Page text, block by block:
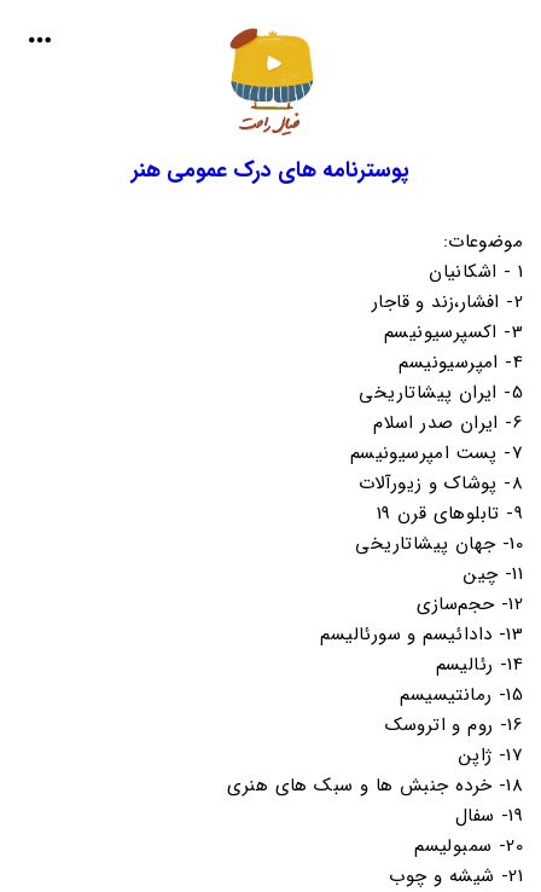
پوسترنامه های درک عمومی هنر
موضوعات:
1 - اشکانیان
2- افشار،زند و قاجار
3- اکسپرسیونیسم
4- امپرسیونیسم
5- ایران پیشاتاریخی
6- ایران صدر اسلام
7- پست امپرسیونیسم
8- پوشاک و زیورآلات
9- تابلوهای قرن 19
10- جهان پیشاتاریخی
11- چین
12- حجم‌سازی
13- دادائیسم و سورئالیسم
14- رئالیسم
15- رمانتیسیسم
16- روم و اتروسک
17- ژاپن
18- خرده جنبش ها و سبک های هنری
19- سفال
20- سمبولیسم
21- شیشه و چوب